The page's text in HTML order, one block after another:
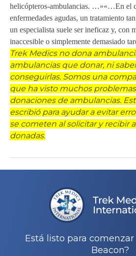
helicópteros-ambulancias. …»«…En el
enfermedades agudas, un tratamiento
un especialista suele ser ineficaz y, con
inaccesible o simplemente demasiado
Trek Medics no dona
ambulancias que donar, ni
conseguirlas. Somos una
que ha visto muchos
donaciones de ambulancias.
escribió para ayudar a evitar
se cometen al solicitar y recibir
donadas.
Está listo para
Beacon?